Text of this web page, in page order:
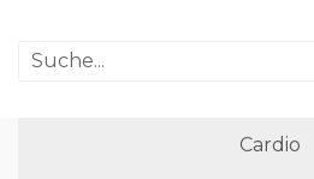
Cardio